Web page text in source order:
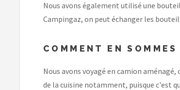
Nous avons également utilisé une
Campingaz, on peut échanger les
COMMENT EN
Nous avons voyagé en camion aménagé,
de la cuisine notamment, puisque c'est